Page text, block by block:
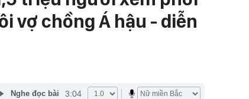
vợ chồng Á hậu - diễn
Nghe đọc bài 3:04